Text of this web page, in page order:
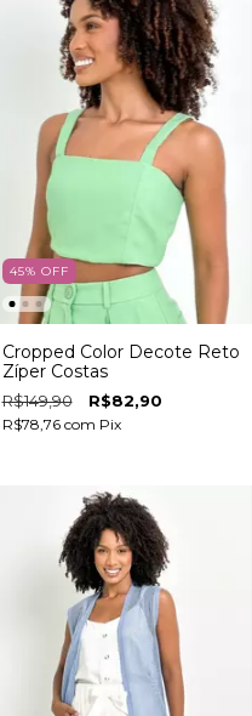
45% OFF
Cropped Color Decote Reto
Zíper Costas
R$149,90 R$82,90
R$78,76 com Pix